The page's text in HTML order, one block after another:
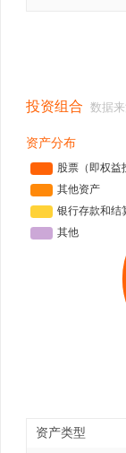
投资组合 数据
资产分布
资产类型